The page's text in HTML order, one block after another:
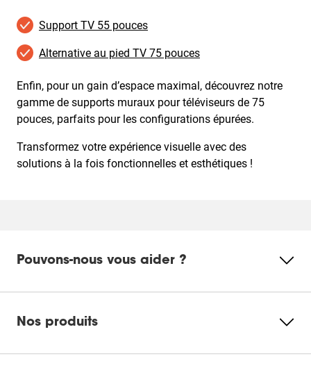
Support TV 55 pouces
Alternative au pied TV 75 pouces
Enfin, pour un gain d’espace maximal, découvrez notre
gamme de supports muraux pour téléviseurs de 75
pouces, parfaits pour les configurations épurées.
Transformez votre expérience visuelle avec des
solutions à la fois fonctionnelles et esthétiques !
Pouvons-nous vous aider ?
Nos produits